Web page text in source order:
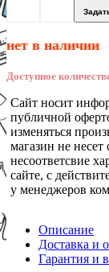
нет в наличии
Доступное
Сайт носит
публичной
изменяться
магазин не несет
несоответсвие
сайте, с
у менеджеров
Описание
Доставка и
Гарантия и